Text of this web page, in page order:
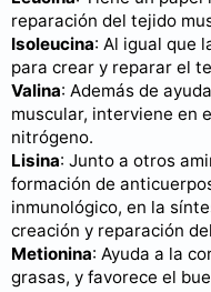
reparación del tejido
Isoleucina: Al igual que
para crear y reparar el
Valina: Además de
muscular, interviene en
nitrógeno.
Lisina: Junto a otros
formación de
inmunológico, en la
creación y reparación
Metionina: Ayuda a la
grasas, y favorece el